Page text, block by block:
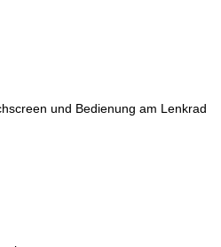
und Bedienung am Lenkrad